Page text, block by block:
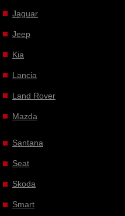
Jaguar
Jeep
Kia
Lancia
Land Rover
Mazda
Santana
Seat
Skoda
Smart